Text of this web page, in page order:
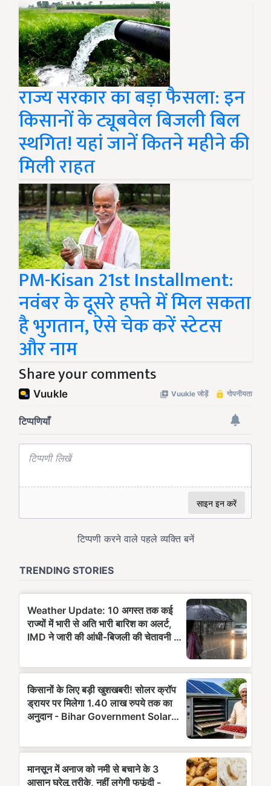
राज्य सरकार का बड़ा फैसला: इन
किसानों के ट्यूबवेल बिजली बिल
स्थगित! यहां जानें कितने महीने की
मिली राहत
PM-Kisan 21st Installment:
नवंबर के दूसरे हफ्ते में मिल सकता
है भुगतान, ऐसे चेक करें स्टेटस
और नाम
Share your comments